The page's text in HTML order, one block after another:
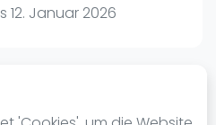
12. Januar 2026